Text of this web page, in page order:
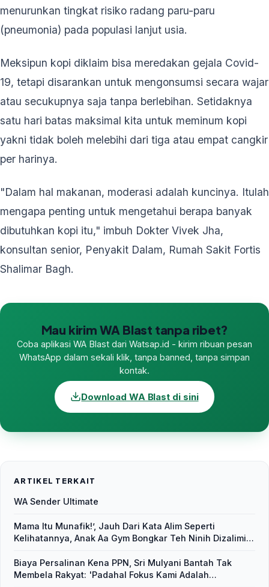
menurunkan tingkat risiko radang paru-paru
(pneumonia) pada populasi lanjut usia.
Meksipun kopi diklaim bisa meredakan gejala Covid-
19, tetapi disarankan untuk mengonsumsi secara wajar
atau secukupnya saja tanpa berlebihan. Setidaknya
satu hari batas maksimal kita untuk meminum kopi
yakni tidak boleh melebihi dari tiga atau empat cangkir
per harinya.
"Dalam hal makanan, moderasi adalah kuncinya. Itulah
mengapa penting untuk mengetahui berapa banyak
dibutuhkan kopi itu," imbuh Dokter Vivek Jha,
konsultan senior, Penyakit Dalam, Rumah Sakit Fortis
Shalimar Bagh.
Mau kirim WA Blast tanpa ribet?
Coba aplikasi WA Blast dari Watsap.id - kirim ribuan pesan
WhatsApp dalam sekali klik, tanpa banned, tanpa simpan
kontak.
Download WA Blast di sini
ARTIKEL TERKAIT
WA Sender Ultimate
Mama Itu Munafik!’, Jauh Dari Kata Alim Seperti
Kelihatannya, Anak Aa Gym Bongkar Teh Ninih Dizalimi
Biaya Persalinan Kena PPN, Sri Mulyani Bantah Tak
Membela Rakyat: 'Padahal Fokus Kami Adalah